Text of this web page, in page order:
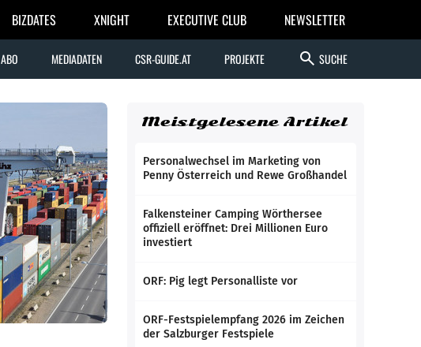
BIZDATES XNIGHT EXECUTIVE CLUB NEWSLETTER
ABO MEDIADATEN CSR-GUIDE.AT PROJEKTE search SUCHE
Meistgelesene Artikel
Personalwechsel im Marketing von
Penny Österreich und Rewe Großhandel
Falkensteiner Camping Wörthersee
offiziell eröffnet: Drei Millionen Euro
investiert
ORF: Pig legt Personalliste vor
ORF-Festspielempfang 2026 im Zeichen
der Salzburger Festspiele